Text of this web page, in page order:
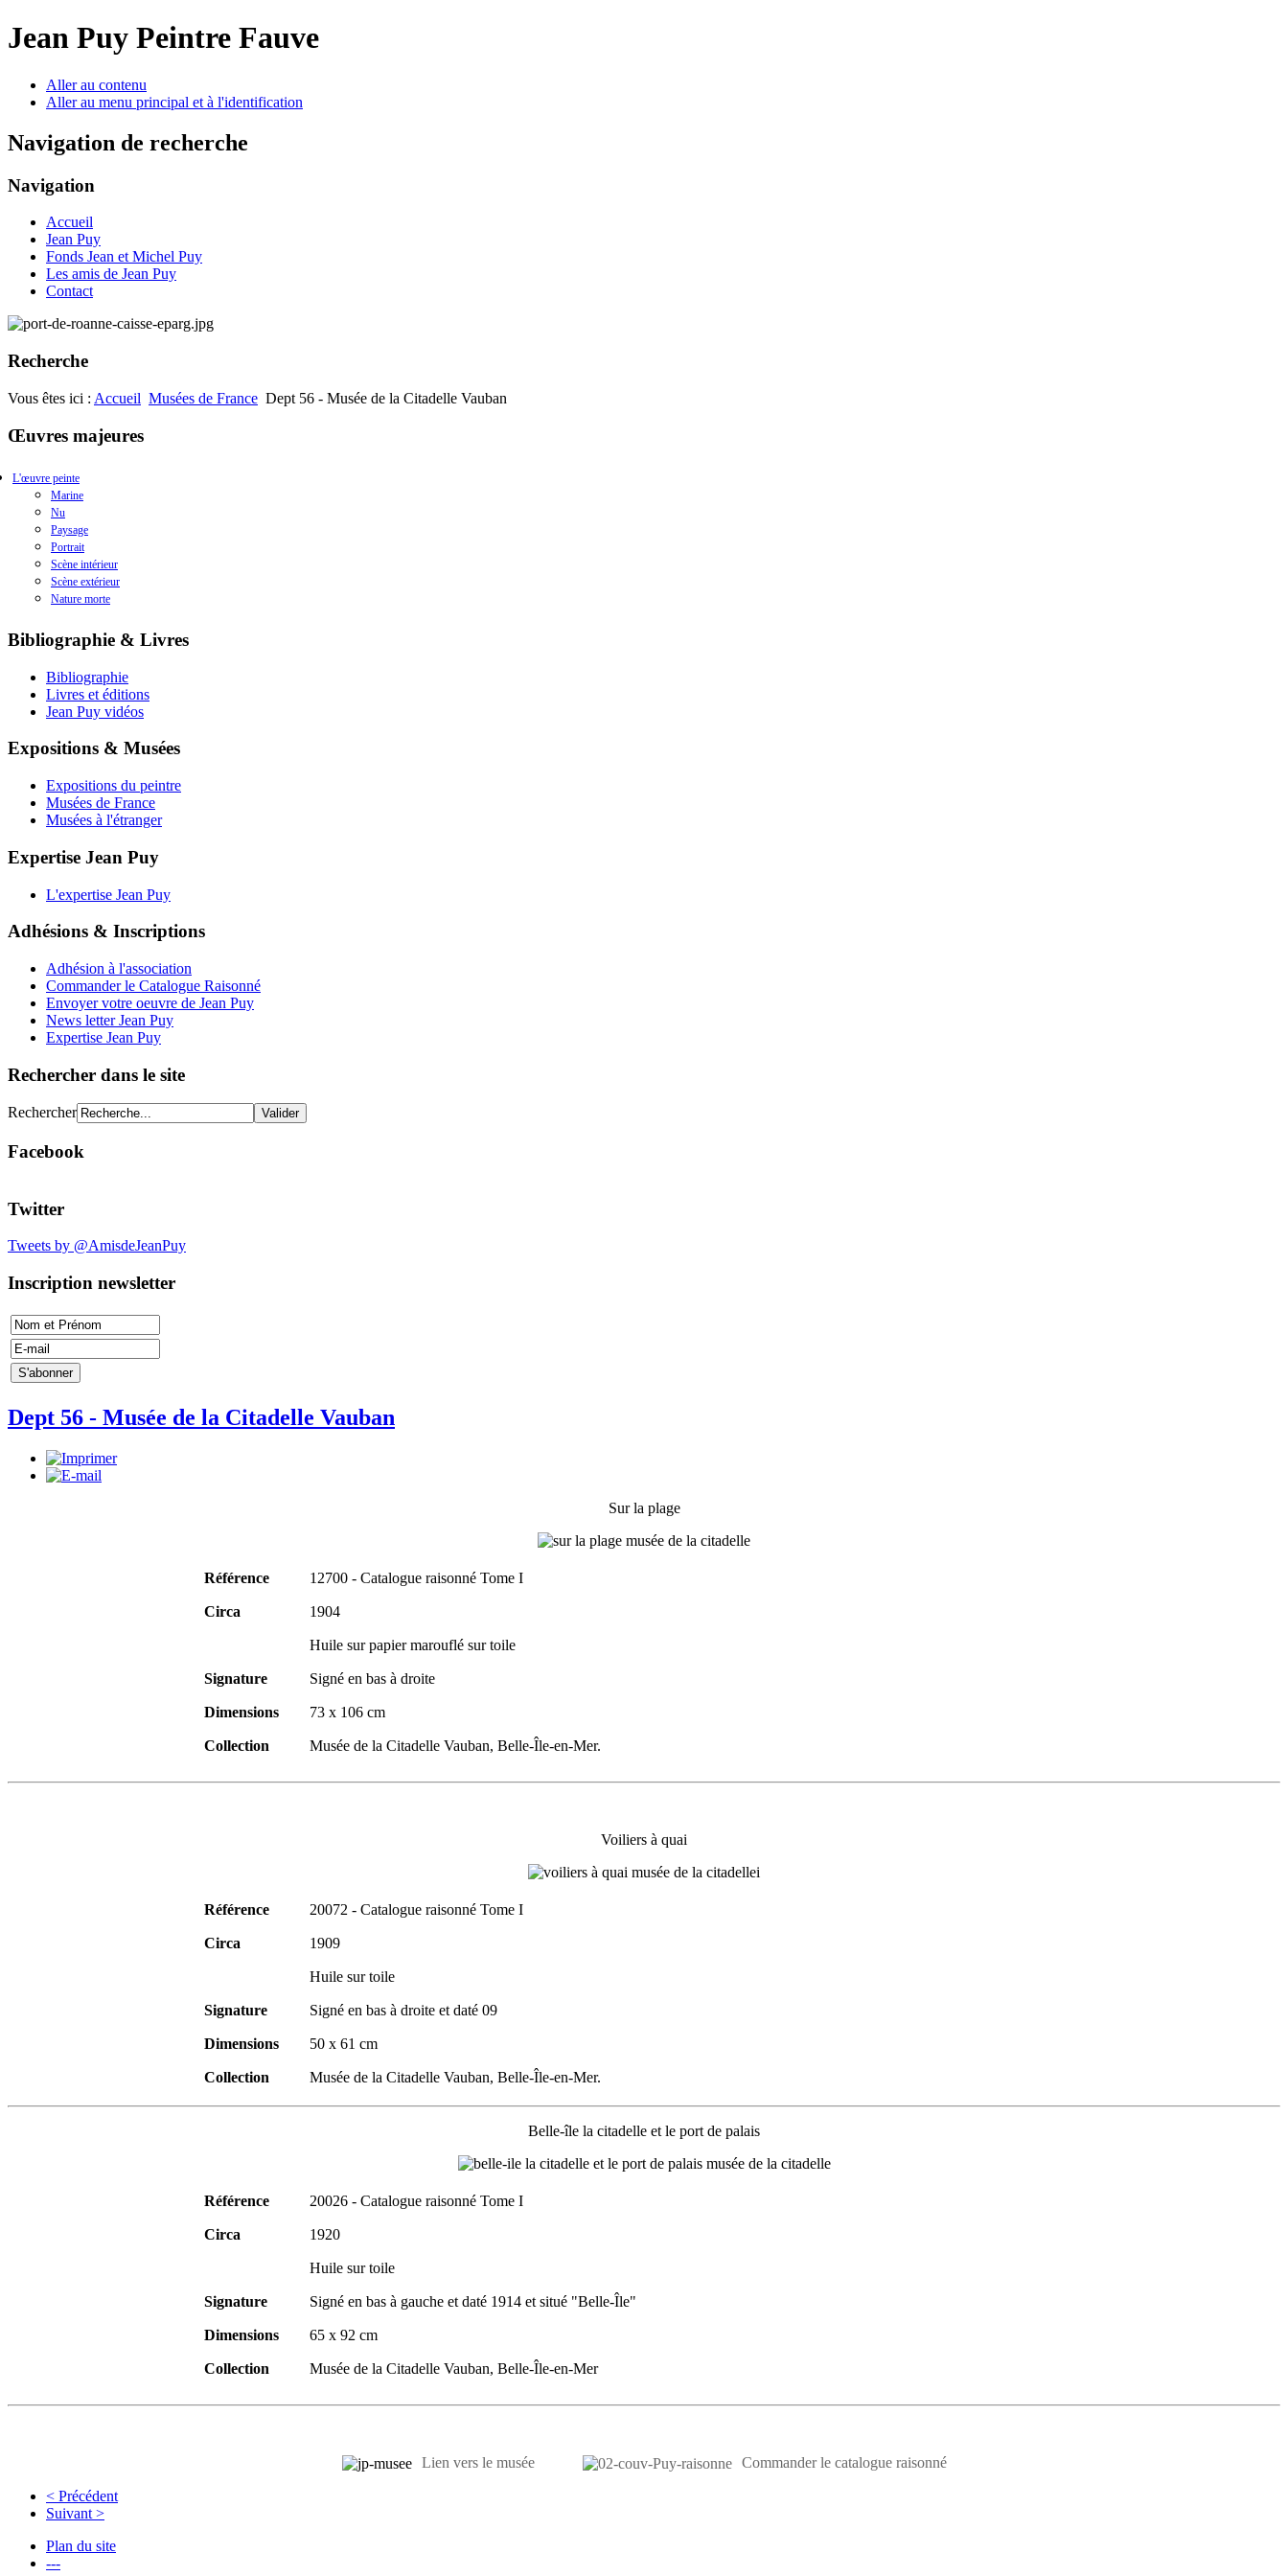
Jean Puy Peintre Fauve
Aller au contenu
Aller au menu principal et à l'identification
Navigation de recherche
Navigation
Accueil
Jean Puy
Fonds Jean et Michel Puy
Les amis de Jean Puy
Contact
Recherche
Vous êtes ici : Accueil Musées de France Dept 56 - Musée de la Citadelle Vauban
Œuvres majeures
L'œuvre peinte
Marine
Nu
Paysage
Portrait
Scène intérieur
Scène extérieur
Nature morte
Bibliographie & Livres
Bibliographie
Livres et éditions
Jean Puy vidéos
Expositions & Musées
Expositions du peintre
Musées de France
Musées à l'étranger
Expertise Jean Puy
L'expertise Jean Puy
Adhésions & Inscriptions
Adhésion à l'association
Commander le Catalogue Raisonné
Envoyer votre oeuvre de Jean Puy
News letter Jean Puy
Expertise Jean Puy
Rechercher dans le site
Rechercher
Facebook
Twitter
Tweets by @AmisdeJeanPuy
Inscription newsletter
Dept 56 - Musée de la Citadelle Vauban
Sur la plage
Référence 12700 - Catalogue raisonné Tome I
Circa 1904
Huile sur papier marouflé sur toile
Signature Signé en bas à droite
Dimensions 73 x 106 cm
Collection Musée de la Citadelle Vauban, Belle-Île-en-Mer.
Voiliers à quai
Référence 20072 - Catalogue raisonné Tome I
Circa 1909
Huile sur toile
Signature Signé en bas à droite et daté 09
Dimensions 50 x 61 cm
Collection Musée de la Citadelle Vauban, Belle-Île-en-Mer.
Belle-île la citadelle et le port de palais
Référence 20026 - Catalogue raisonné Tome I
Circa 1920
Huile sur toile
Signature Signé en bas à gauche et daté 1914 et situé "Belle-Île"
Dimensions 65 x 92 cm
Collection Musée de la Citadelle Vauban, Belle-Île-en-Mer
Lien vers le musée Commander le catalogue raisonné
< Précédent
Suivant >
Plan du site
---